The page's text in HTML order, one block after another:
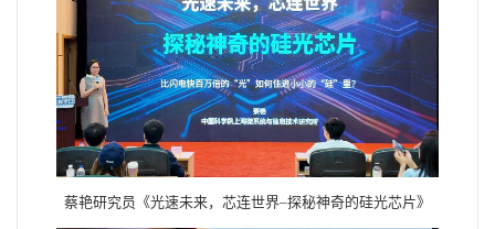
蔡艳研究员《光速未来，芯连世界–探秘神奇的硅光芯片》